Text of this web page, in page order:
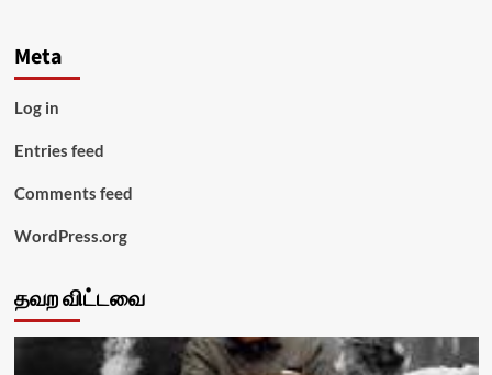
Meta
Log in
Entries feed
Comments feed
WordPress.org
தவற விட்டவை